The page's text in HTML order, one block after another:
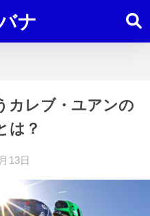
ナ
カレブ・ユアンの
は？
13日